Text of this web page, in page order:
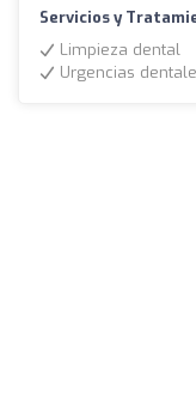
Servicios y
Limpieza dental
Urgencias